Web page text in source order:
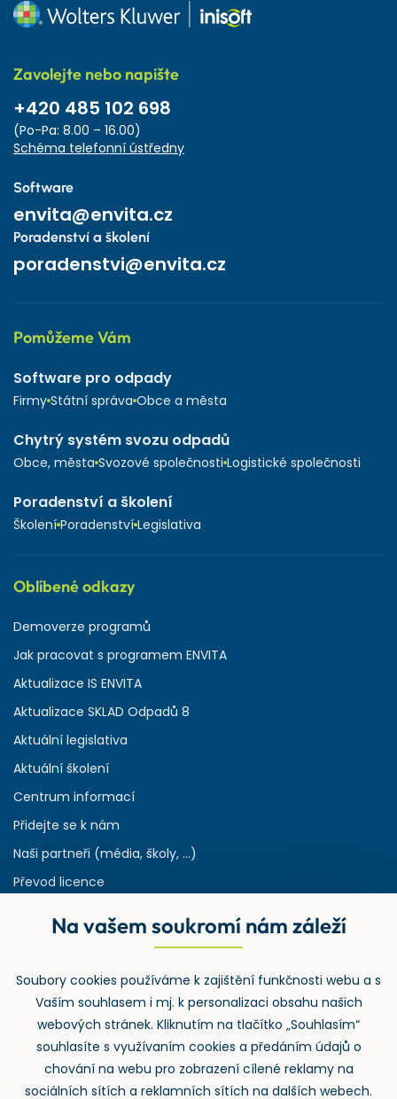
Zavolejte nebo napište
+420 485 102 698
(Po-Pa: 8.00 – 16.00)
Schéma telefonní ústředny
Software
envita@envita.cz
Poradenství a školení
poradenstvi@envita.cz
Pomůžeme Vám
Software pro odpady
Firmy Státní správa Obce a města
Chytrý systém svozu odpadů
Obce, města Svozové společnosti Logistické společnosti
Poradenství a školení
Školení Poradenství Legislativa
Oblíbené odkazy
Demoverze programů
Jak pracovat s programem ENVITA
Aktualizace IS ENVITA
Aktualizace SKLAD Odpadů 8
Aktuální legislativa
Aktuální školení
Centrum informací
Přidejte se k nám
Naši partneři (média, školy, ...)
Převod licence
Rejstřík používaných zkratek v odpadech
Zpětný odběr
Na vašem soukromí nám záleží
Soubory cookies používáme k zajištění funkčnosti webu a s
Vaším souhlasem i mj. k personalizaci obsahu našich
webových stránek. Kliknutím na tlačítko „Souhlasím“
souhlasíte s využívaním cookies a předáním údajů o
chování na webu pro zobrazení cílené reklamy na
sociálních sítích a reklamních sítích na dalších webech.